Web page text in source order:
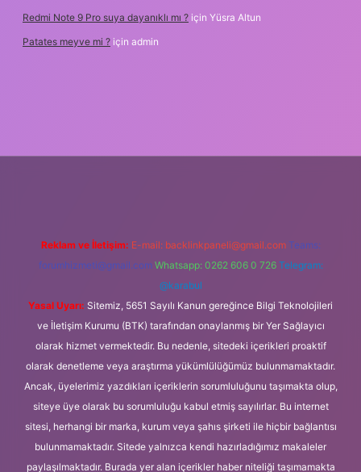
Redmi Note 9 Pro suya dayanıklı mı ? için Yüsra Altun
Patates meyve mi ? için admin
Reklam ve İletişim: E-mail: backlinkpaneli@gmail.com Teams:
forumhizmeti@gmail.com Whatsapp: 0262 606 0 726 Telegram:
@karabul
Yasal Uyarı: Sitemiz, 5651 Sayılı Kanun gereğince Bilgi Teknolojileri
ve İletişim Kurumu (BTK) tarafından onaylanmış bir Yer Sağlayıcı
olarak hizmet vermektedir. Bu nedenle, sitedeki içerikleri proaktif
olarak denetleme veya araştırma yükümlülüğümüz bulunmamaktadır.
Ancak, üyelerimiz yazdıkları içeriklerin sorumluluğunu taşımakta olup,
siteye üye olarak bu sorumluluğu kabul etmiş sayılırlar. Bu internet
sitesi, herhangi bir marka, kurum veya şahıs şirketi ile hiçbir bağlantısı
bulunmamaktadır. Sitede yalnızca kendi hazırladığımız makaleler
paylaşılmaktadır. Burada yer alan içerikler haber niteliği taşımamakta